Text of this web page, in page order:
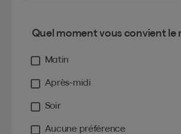
Quel moment vous convient le
Matin
Après-midi
Soir
Aucune préférence